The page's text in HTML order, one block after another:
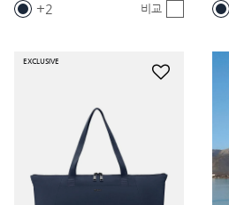
2 비교
EXCLUSIVE